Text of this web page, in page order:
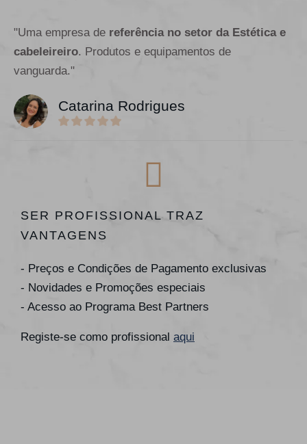
"Uma empresa de referência no setor da Estética e
cabeleireiro. Produtos e equipamentos de
vanguarda."
Catarina Rodrigues
SER PROFISSIONAL TRAZ
VANTAGENS
- Preços e Condições de Pagamento exclusivas
- Novidades e Promoções especiais
- Acesso ao Programa Best Partners
Registe-se como profissional aqui